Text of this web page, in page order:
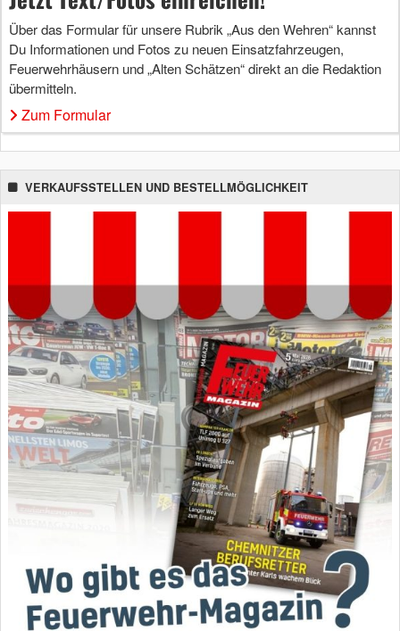
Über das Formular für unsere Rubrik „Aus den Wehren“ kannst
Du Informationen und Fotos zu neuen Einsatzfahrzeugen,
Feuerwehrhäusern und „Alten Schätzen“ direkt an die Redaktion
übermitteln.
Zum Formular
VERKAUFSSTELLEN UND BESTELLMÖGLICHKEIT